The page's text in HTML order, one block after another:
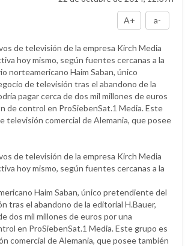
A+ a-
de televisión de la empresa Kirch Media
hoy mismo, según fuentes cercanas a la
norteamericano Haim Saban, único
de televisión tras el abandono de la
pagar cerca de dos mil millones de euros
de control en ProSiebenSat.1 Media. Este
televisión comercial de Alemania, que posee
de televisión de la empresa Kirch Media
hoy mismo, según fuentes cercanas a la
Haim Saban, único pretendiente del
tras el abandono de la editorial H.Bauer,
dos mil millones de euros por una
en ProSiebenSat.1 Media. Este grupo es
comercial de Alemania, que posee también